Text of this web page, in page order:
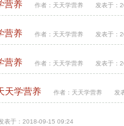
营养 作者： 天天学营养 发表于：
营养 作者： 天天学营养 发表于：
营养 作者： 天天学营养 发表于：
天学营养 作者： 天天学营养 发
表于：2018-09-15 09:24